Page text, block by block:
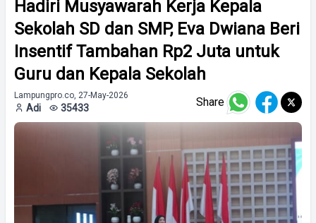
Hadiri Musyawarah Kerja Kepala
Sekolah SD dan SMP, Eva Dwiana Beri
Insentif Tambahan Rp2 Juta untuk
Guru dan Kepala Sekolah
Lampungpro.co, 27-May-2026
Adi 35433 Share